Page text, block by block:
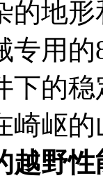
的地
专用
下的
崎岖
越野性